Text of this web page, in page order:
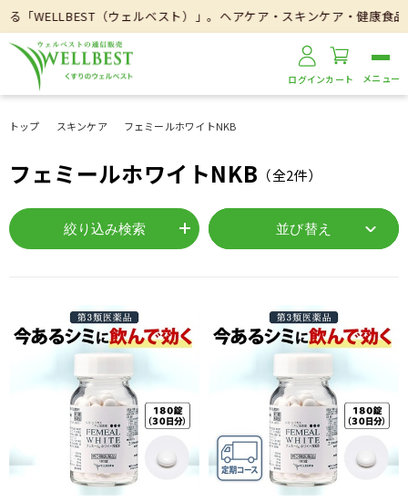
WELLBEST（ウェルベスト）」。ヘアケア・スキンケア・健康食品
ログインカート
トップ スキンケア フェミールホワイトNKB
フェミールホワイトNKB （全2件）
絞り込み検索